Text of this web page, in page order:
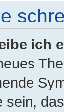
ich
sein,